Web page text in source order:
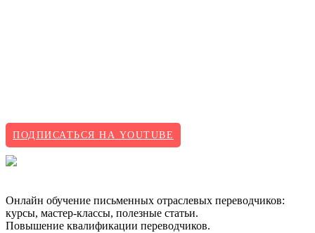
ПОДПИСАТЬСЯ НА YOUTUBE
Онлайн обучение письменных отраслевых переводчиков:
курсы, мастер-классы, полезные статьи.
Повышение квалификации переводчиков.